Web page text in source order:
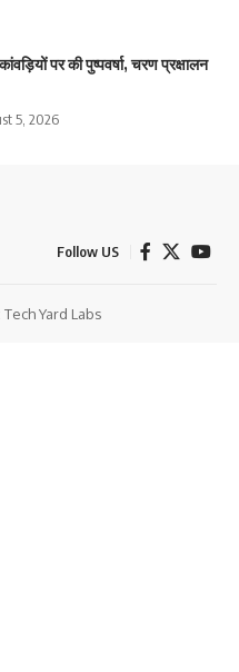
पर की पुष्पवर्षा, चरण प्रक्षालन
5, 2026
Follow US
Tech Yard Labs